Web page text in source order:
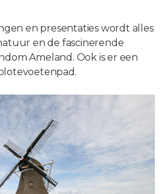
en presentaties wordt alles
en de fascinerende
Ameland. Ook is er een